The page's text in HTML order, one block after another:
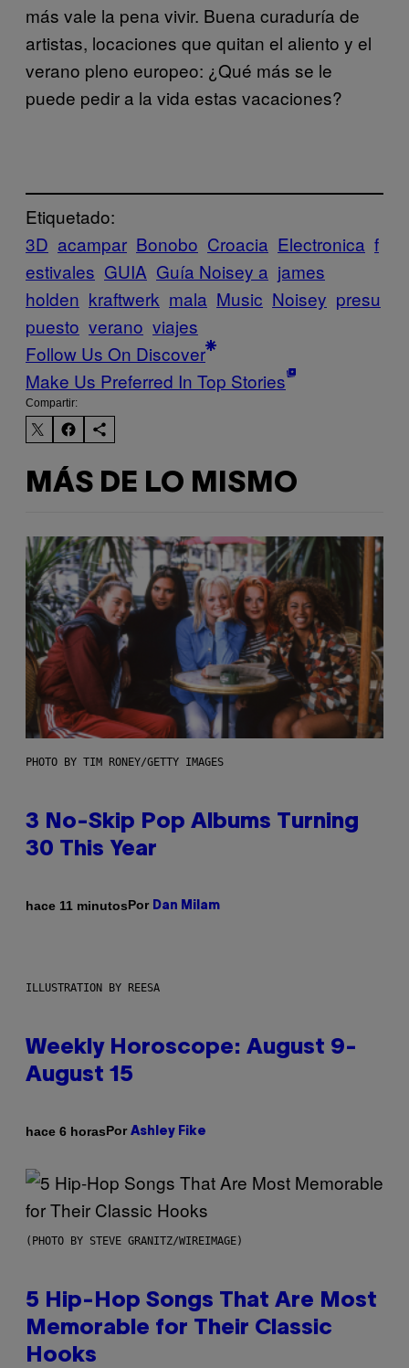
más vale la pena vivir. Buena curaduría de
artistas, locaciones que quitan el aliento y el
verano pleno europeo: ¿Qué más se le
puede pedir a la vida estas vacaciones?
Etiquetado:
3D acampar Bonobo Croacia Electronica f
estivales GUIA Guía Noisey a james
holden kraftwerk mala Music Noisey presu
puesto verano viajes
Follow Us On Discover
Make Us Preferred In Top Stories
Compartir:
MÁS DE LO MISMO
PHOTO BY TIM RONEY/GETTY IMAGES
3 No-Skip Pop Albums Turning
30 This Year
hace 11 minutosPor Dan Milam
ILLUSTRATION BY REESA
Weekly Horoscope: August 9-
August 15
hace 6 horasPor Ashley Fike
(PHOTO BY STEVE GRANITZ/WIREIMAGE)
5 Hip-Hop Songs That Are Most
Memorable for Their Classic
Hooks